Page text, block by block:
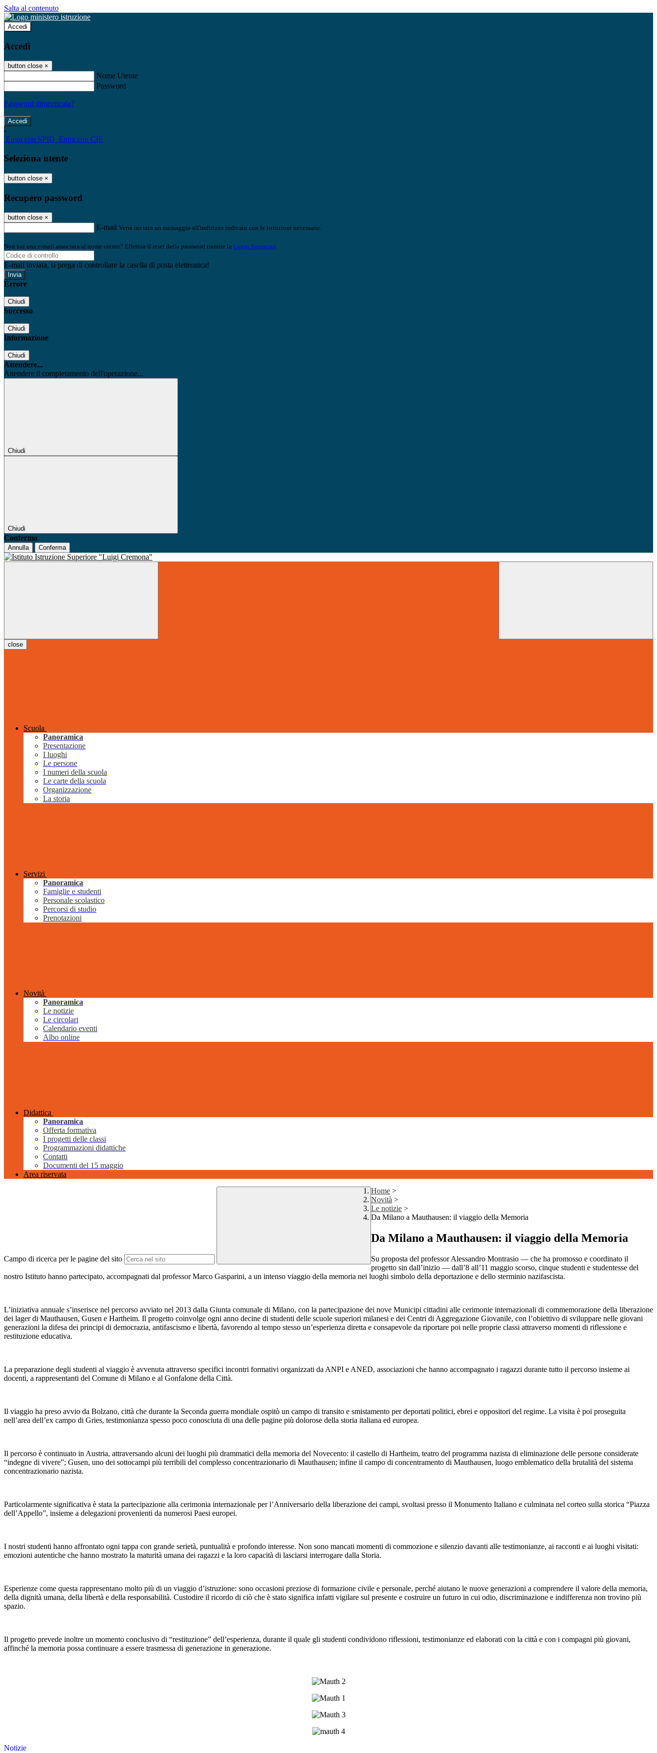
Salta al contenuto
Accedi
Accedi
button close ×
Nome Utente
Password
Password dimenticata?
-
Entra con SPID Entra con CIE
Seleziona utente
button close ×
Recupero password
button close ×
E-mail Verrà inviato un messaggio all'indirizzo indicato con le istruzioni necessarie.
Non hai una e-mail associata al nome utente? Effettua il reset della password tramite la Login Spaggiari
E-mail inviata, si prega di controllare la casella di posta elettronica!
Errore
Chiudi
Successo
Chiudi
Informazione
Chiudi
Attendere...
Attendere il completamento dell'operazione...
Chiudi
Chiudi
Conferma
Annulla Conferma
close
Scuola
Panoramica
Presentazione
I luoghi
Le persone
I numeri della scuola
Le carte della scuola
Organizzazione
La storia
Servizi
Panoramica
Famiglie e studenti
Personale scolastico
Percorsi di studio
Prenotazioni
Novità
Panoramica
Le notizie
Le circolari
Calendario eventi
Albo online
Didattica
Panoramica
Offerta formativa
I progetti delle classi
Programmazioni didattiche
Contatti
Documenti del 15 maggio
Area riservata
Campo di ricerca per le pagine del sito
Home >
Novità >
Le notizie >
Da Milano a Mauthausen: il viaggio della Memoria
Da Milano a Mauthausen: il viaggio della Memoria
Su proposta del professor Alessandro Montrasio — che ha promosso e coordinato il
progetto sin dall’inizio — dall’8 all’11 maggio scorso, cinque studenti e studentesse del
nostro Istituto hanno partecipato, accompagnati dal professor Marco Gasparini, a un intenso viaggio della memoria nei luoghi simbolo della deportazione e dello sterminio nazifascista.
L’iniziativa annuale s’inserisce nel percorso avviato nel 2013 dalla Giunta comunale di Milano, con la partecipazione dei nove Municipi cittadini alle cerimonie internazionali di commemorazione della liberazione
dei lager di Mauthausen, Gusen e Hartheim. Il progetto coinvolge ogni anno decine di studenti delle scuole superiori milanesi e dei Centri di Aggregazione Giovanile, con l’obiettivo di sviluppare nelle giovani
generazioni la difesa dei principi di democrazia, antifascismo e libertà, favorendo al tempo stesso un’esperienza diretta e consapevole da riportare poi nelle proprie classi attraverso momenti di riflessione e
restituzione educativa.
La preparazione degli studenti al viaggio è avvenuta attraverso specifici incontri formativi organizzati da ANPI e ANED, associazioni che hanno accompagnato i ragazzi durante tutto il percorso insieme ai
docenti, a rappresentanti del Comune di Milano e al Gonfalone della Città.
Il viaggio ha preso avvio da Bolzano, città che durante la Seconda guerra mondiale ospitò un campo di transito e smistamento per deportati politici, ebrei e oppositori del regime. La visita è poi proseguita
nell’area dell’ex campo di Gries, testimonianza spesso poco conosciuta di una delle pagine più dolorose della storia italiana ed europea.
Il percorso è continuato in Austria, attraversando alcuni dei luoghi più drammatici della memoria del Novecento: il castello di Hartheim, teatro del programma nazista di eliminazione delle persone considerate
“indegne di vivere”; Gusen, uno dei sottocampi più terribili del complesso concentrazionario di Mauthausen; infine il campo di concentramento di Mauthausen, luogo emblematico della brutalità del sistema
concentrazionario nazista.
Particolarmente significativa è stata la partecipazione alla cerimonia internazionale per l’Anniversario della liberazione dei campi, svoltasi presso il Monumento Italiano e culminata nel corteo sulla storica “Piazza
dell’Appello”, insieme a delegazioni provenienti da numerosi Paesi europei.
I nostri studenti hanno affrontato ogni tappa con grande serietà, puntualità e profondo interesse. Non sono mancati momenti di commozione e silenzio davanti alle testimonianze, ai racconti e ai luoghi visitati:
emozioni autentiche che hanno mostrato la maturità umana dei ragazzi e la loro capacità di lasciarsi interrogare dalla Storia.
Esperienze come questa rappresentano molto più di un viaggio d’istruzione: sono occasioni preziose di formazione civile e personale, perché aiutano le nuove generazioni a comprendere il valore della memoria,
della dignità umana, della libertà e della responsabilità. Custodire il ricordo di ciò che è stato significa infatti vigilare sul presente e costruire un futuro in cui odio, discriminazione e indifferenza non trovino più
spazio.
Il progetto prevede inoltre un momento conclusivo di “restituzione” dell’esperienza, durante il quale gli studenti condividono riflessioni, testimonianze ed elaborati con la città e con i compagni più giovani,
affinché la memoria possa continuare a essere trasmessa di generazione in generazione.
Notizie